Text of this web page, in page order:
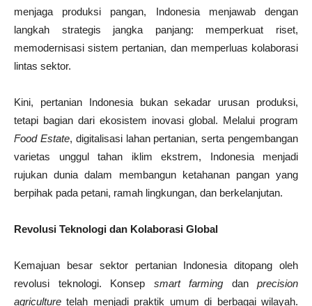
menjaga produksi pangan, Indonesia menjawab dengan
langkah strategis jangka panjang: memperkuat riset,
memodernisasi sistem pertanian, dan memperluas kolaborasi
lintas sektor.
Kini, pertanian Indonesia bukan sekadar urusan produksi,
tetapi bagian dari ekosistem inovasi global. Melalui program
Food Estate, digitalisasi lahan pertanian, serta pengembangan
varietas unggul tahan iklim ekstrem, Indonesia menjadi
rujukan dunia dalam membangun ketahanan pangan yang
berpihak pada petani, ramah lingkungan, dan berkelanjutan.
Revolusi Teknologi dan Kolaborasi Global
Kemajuan besar sektor pertanian Indonesia ditopang oleh
revolusi teknologi. Konsep smart farming dan precision
agriculture telah menjadi praktik umum di berbagai wilayah.